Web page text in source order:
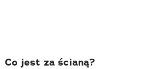
Co jest za ścianą?